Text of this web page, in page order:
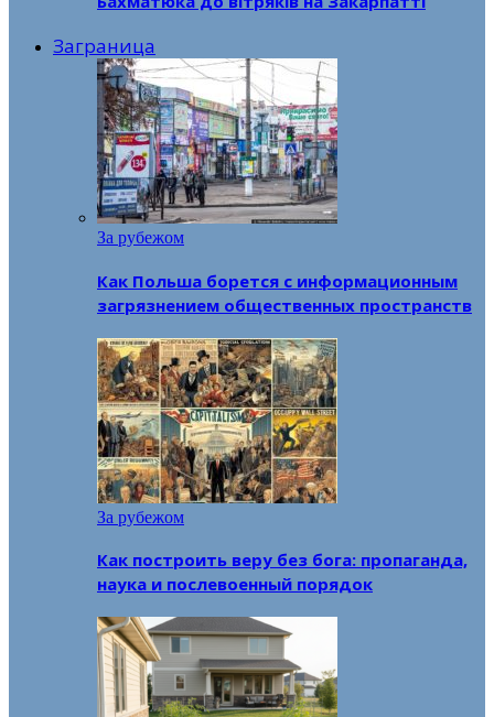
Заграница
За рубежом
Как Польша борется с информационным
загрязнением общественных пространств
За рубежом
Как построить веру без бога: пропаганда,
наука и послевоенный порядок